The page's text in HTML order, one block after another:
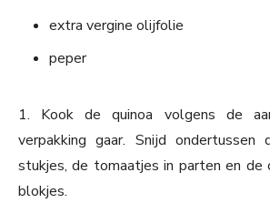
extra vergine olijfolie
peper
1. Kook de quinoa volgens de
verpakking gaar. Snijd ondertussen
stukjes, de tomaatjes in parten en de
blokjes.